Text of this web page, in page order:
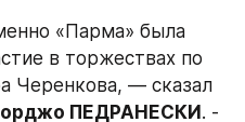
«Парма» была
в торжествах по
Черенкова, — сказал
ПЕДРАНЕСКИ. -